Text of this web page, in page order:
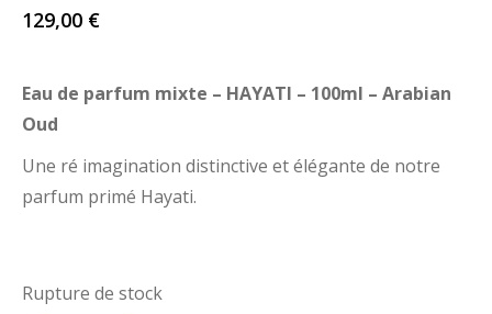
129,00 €
Eau de parfum mixte – HAYATI – 100ml – Arabian
Oud
Une ré imagination distinctive et élégante de notre
parfum primé Hayati.
Rupture de stock